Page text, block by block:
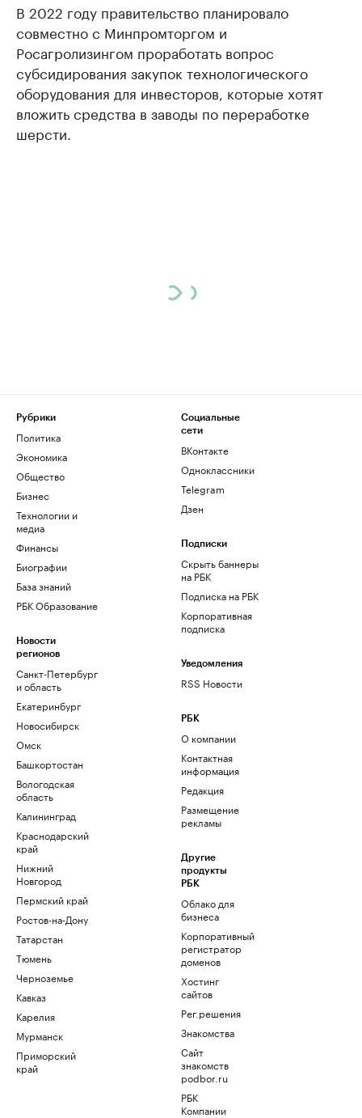
В 2022 году правительство планировало
совместно с Минпромторгом и
Росагролизингом проработать вопрос
субсидирования закупок технологического
оборудования для инвесторов, которые хотят
вложить средства в заводы по переработке
шерсти.
Рубрики
Политика
Экономика
Общество
Бизнес
Технологии и
медиа
Финансы
Биографии
База знаний
РБК Образование
Новости
регионов
Санкт-Петербург
и область
Екатеринбург
Новосибирск
Омск
Башкортостан
Вологодская
область
Калининград
Краснодарский
край
Нижний
Новгород
Пермский край
Ростов-на-Дону
Татарстан
Тюмень
Черноземье
Кавказ
Карелия
Мурманск
Приморский
край
Социальные
сети
ВКонтакте
Одноклассники
Telegram
Дзен
Подписки
Скрыть баннеры
на РБК
Подписка на РБК
Корпоративная
подписка
Уведомления
RSS Новости
РБК
О компании
Контактная
информация
Редакция
Размещение
рекламы
Другие
продукты
РБК
Облако для
бизнеса
Корпоративный
регистратор
доменов
Хостинг
сайтов
Рег.решения
Знакомства
Сайт
знакомств
podbor.ru
РБК
Компании